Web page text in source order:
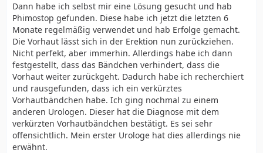
Dann habe ich selbst mir eine Lösung gesucht und hab
Phimostop gefunden. Diese habe ich jetzt die letzten 6
Monate regelmäßig verwendet und hab Erfolge gemacht.
Die Vorhaut lässt sich in der Erektion nun zurückziehen.
Nicht perfekt, aber immerhin. Allerdings habe ich dann
festgestellt, dass das Bändchen verhindert, dass die
Vorhaut weiter zurückgeht. Dadurch habe ich recherchiert
und rausgefunden, dass ich ein verkürztes
Vorhautbändchen habe. Ich ging nochmal zu einem
anderen Urologen. Dieser hat die Diagnose mit dem
verkürzten Vorhautbändchen bestätigt. Es sei sehr
offensichtlich. Mein erster Urologe hat dies allerdings nie
erwähnt.